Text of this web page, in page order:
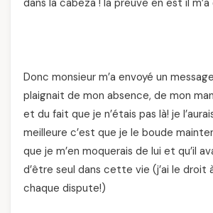
Donc monsieur m’a envoyé un
plaignait de mon absence, de mon
et du fait que je n’étais pas là! je
meilleure c’est que je le boude
que je m’en moquerais de lui et qu’il
d’être seul dans cette vie (j’ai le droit
chaque dispute!)